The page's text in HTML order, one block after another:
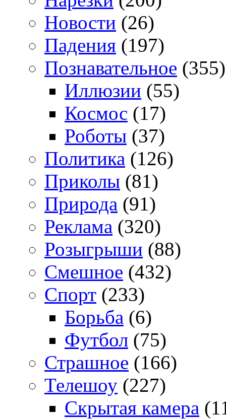
Новости (26)
Падения (197)
Познавательное (355)
Иллюзии (55)
Космос (17)
Роботы (37)
Политика (126)
Приколы (81)
Природа (91)
Реклама (320)
Розыгрыши (88)
Смешное (432)
Спорт (233)
Борьба (6)
Футбол (75)
Страшное (166)
Телешоу (227)
Скрытая камера